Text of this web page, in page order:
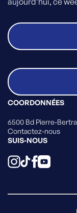
COORDONNÉES
6500 Bd Pierre-
Contactez-nous
SUIS-NOUS